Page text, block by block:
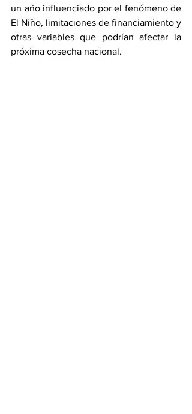
un año influenciado por el fenómeno de
El Niño, limitaciones de financiamiento y
otras variables que podrían afectar la
próxima cosecha nacional.